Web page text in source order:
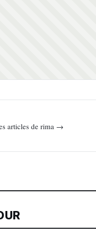
articles de rima →